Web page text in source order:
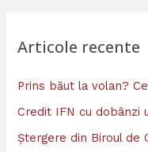
Articole recente
Prins băut la volan?
Credit IFN cu dobânzi
Ștergere din Biroul de